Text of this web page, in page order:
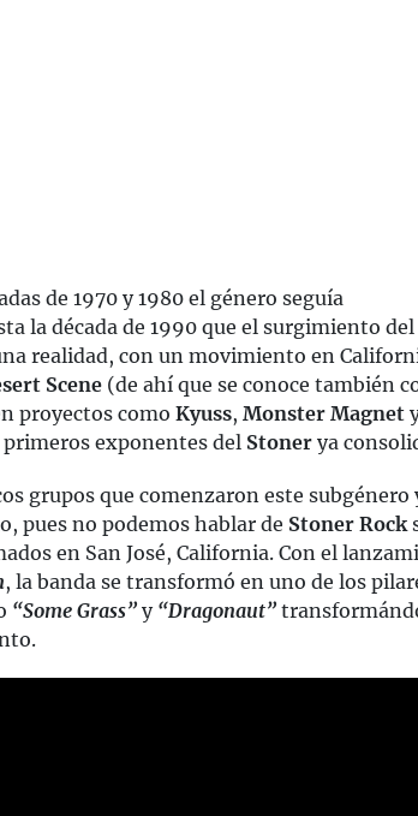
de 1970 y 1980 el género seguía
la década de 1990 que el surgimiento del
realidad, con un movimiento en
Scene (de ahí que se conoce también
proyectos como Kyuss, Monster Magnet
primeros exponentes del Stoner ya
grupos que comenzaron este subgénero
pues no podemos hablar de Stoner Rock
en San José, California. Con el
, la banda se transformó en uno de los
“Some Grass” y “Dragonaut”